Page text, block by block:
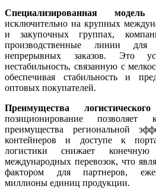
Специализированная
исключительно на крупных
и закупочных группах,
производственные линии для
непрерывных заказов. Это
нестабильность, связанную с
обеспечивая стабильность и
оптовых покупателей.
Преимущества
позиционирование позволяет
преимущества региональной
контейнеров и доступе к
логистики снижает
международных перевозок, что
фактором для партнеров,
миллионы единиц продукции.